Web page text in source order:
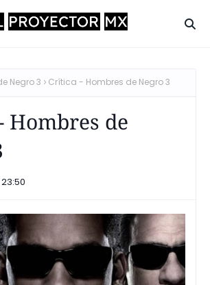
Negro 3 Crítica - Hombres de Negro 3
Hombres de
23:50